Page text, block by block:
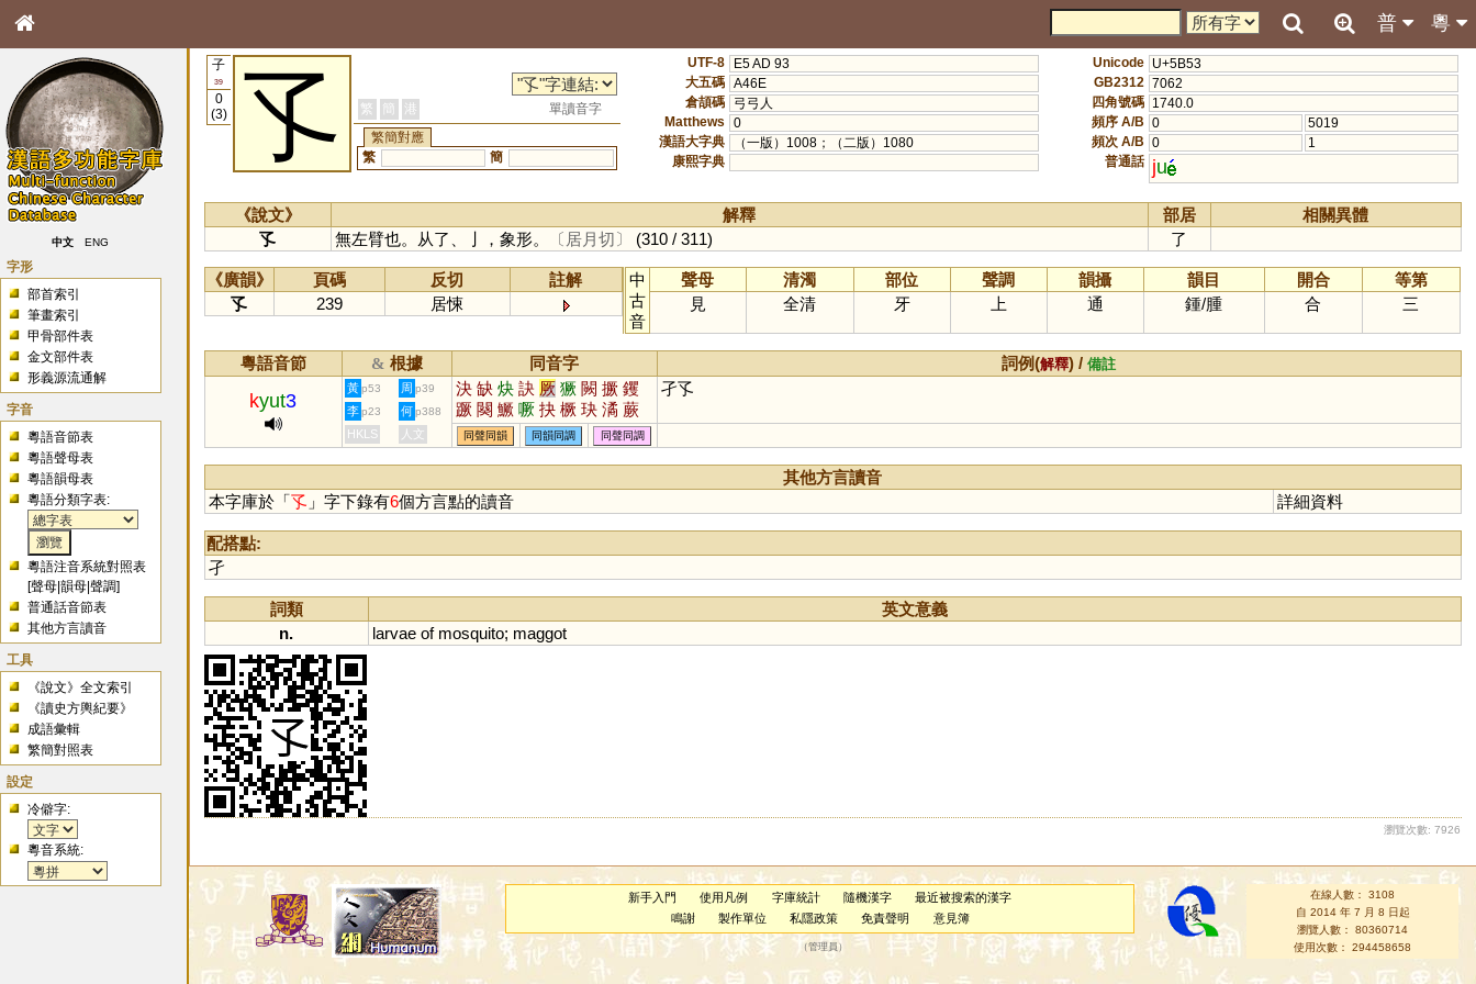
粵
普
中文 ENG
字形
部首索引
筆畫索引
甲骨部件表
金文部件表
形義源流通解
字音
粵語音節表
粵語聲母表
粵語韻母表
粵語分類字表:
粵語注音系統對照表
[聲母 |韻母 |聲調]
普通話音節表
其他方言讀音
工具
《說文》全文索引
《讀史方輿紀要》
成語彙輯
繁簡對照表
設定
冷僻字:
粵音系統:
子
39
0
(3)
孓 繁 簡 港
單讀音字
繁簡對應
繁
簡
UTF-8
E5 AD 93
大五碼 A46E
倉頡碼
弓弓人
Matthews
0
漢語大字典
（一版）1008；（二版）1080
康熙字典
Unicode U+5B53
GB2312 7062
四角號碼 1740.0
頻序 A/B 0
5019
頻次 A/B 0
1
普通話 ju
《說文》 解釋 部居
相關異體
孓
無左臂也。从了、亅，象形。 〔居月切〕 (310 / 311) 了
《廣韻》 頁碼 反切
註解
孓
239 居悚
中
古
音
聲母 清濁 部位 聲調 韻攝 韻目 開合
等第
見
全清 牙 上 通 鍾/腫 合 三
粵語音節 & 根據 同音字 詞例(解釋) /備註
kyut3
黃 p53 周 p39 決 缺 炔 訣 厥 獗 闕 撅 钁
蹶 闋 鱖 噘 抉 橛 玦 潏 蕨
譎 鴃 憰 觖 趹 鈌 蒛 駃 瘚
鵙 鐍 蟨 璚 芵 鶪 嶡 吷 僪
鷢 殌 赽 趉 蚗 泬 劂 觼
孑孓
李 p23 何 p388
HKLS 人文 同聲同韻 同韻同調 同聲同調
其他方言讀音
本字庫於「孓 」字下錄有6個方言點的讀音 詳細資料
配搭點:
孑
詞類
英文意義
n.
larvae of mosquito; maggot
瀏覽次數: 7926
新手入門 使用凡例 字庫統計 隨機漢字
最近被搜索的漢字
鳴謝
製作單位 私隱政策 免責聲明 意見簿
（管理員 ）
在線人數： 3108
自 2014 年 7 月 8 日起
瀏覽人數： 80360714
使用次數： 294458658